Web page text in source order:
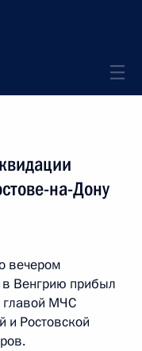
на-Дону
вечером
в Венгрию прибыл
главой МЧС
и Ростовской